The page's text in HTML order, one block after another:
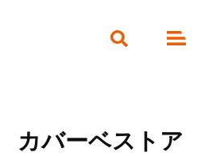
バーベストア